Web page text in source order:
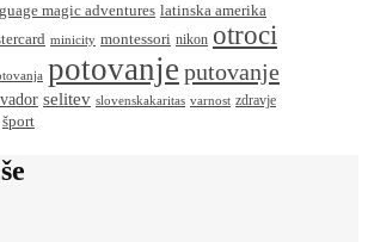
magic adventures latinska amerika
minicity montessori nikon otroci
potovanje putovanje
selitev slovenskakaritas varnost zdravje
šport